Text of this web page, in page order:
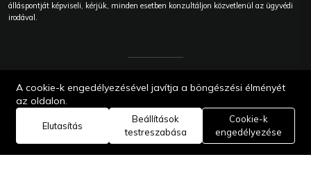
álláspontját képviseli, kérjük, minden esetben konzultáljon közvetlenül az ügyvédi
irodával.
Gyöngyi
Ügyvédi iroda
| Webes
megoldás |
Core:
Edit Master |
A cookie-k engedélyezésével javítja a böngészési élményét
az oldalon.
Elutasítás
Beállítások
testreszabása
Cookie-k
engedélyezése